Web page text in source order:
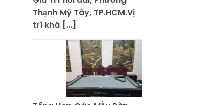
Thạnh Mỹ Tây, TP.HCM.Vị
trí khá [...]